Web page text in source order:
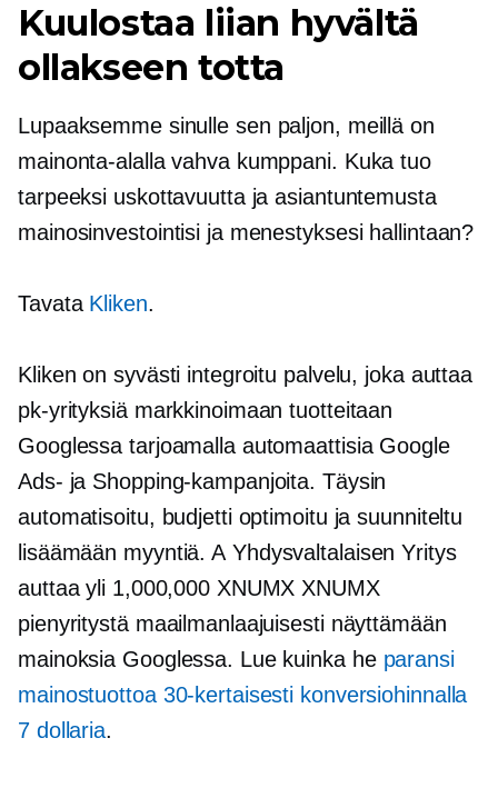
Kuulostaa liian hyvältä
ollakseen totta
Lupaaksemme sinulle sen paljon, meillä on
mainonta-alalla vahva kumppani. Kuka tuo
tarpeeksi uskottavuutta ja asiantuntemusta
mainosinvestointisi ja menestyksesi hallintaan?
Tavata Kliken.
Kliken on syvästi integroitu palvelu, joka auttaa
pk-yrityksiä markkinoimaan tuotteitaan
Googlessa tarjoamalla automaattisia Google
Ads- ja Shopping-kampanjoita. Täysin
automatisoitu, budjetti optimoitu ja suunniteltu
lisäämään myyntiä. A Yhdysvaltalaisen Yritys
auttaa yli 1,000,000 XNUMX XNUMX
pienyritystä maailmanlaajuisesti näyttämään
mainoksia Googlessa. Lue kuinka he paransi
mainostuottoa 30-kertaisesti konversiohinnalla
7 dollaria.